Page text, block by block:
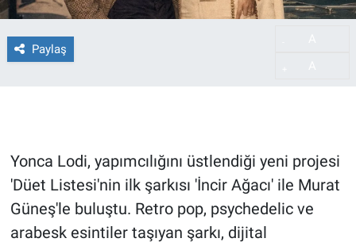
Paylaş
Yonca Lodi, yapımcılığını üstlendiği yeni projesi
'Düet Listesi'nin ilk şarkısı 'İncir Ağacı' ile Murat
Güneş'le buluştu. Retro pop, psychedelic ve
arabesk esintiler taşıyan şarkı, dijital